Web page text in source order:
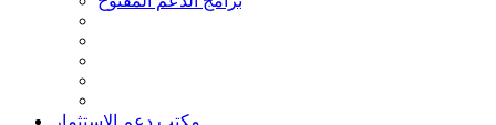
مكتب دعم الاستثمار